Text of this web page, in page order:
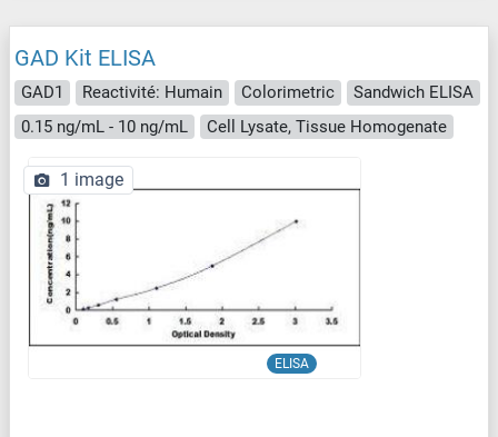
GAD Kit ELISA
GAD1 Reactivité: Humain Colorimetric
Sandwich ELISA
0.15 ng/mL - 10 ng/mL
Cell Lysate, Tissue Homogenate
ELISA
1 image